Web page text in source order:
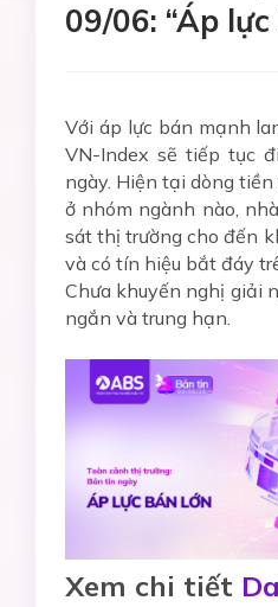
09/06: “Áp
Với áp lực bán mạnh
VN-Index sẽ tiếp tục
ngày. Hiện tại dòng
ở nhóm ngành nào,
sát thị trường cho đến
và có tín hiệu bắt đáy
Chưa khuyến nghị giải
ngắn và trung hạn.
Xem chi tiết